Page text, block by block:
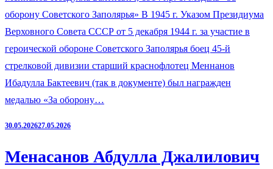
оборону Советского Заполярья» В 1945 г. Указом Президиума
Верховного Совета СССР от 5 декабря 1944 г. за участие в
героической обороне Советского Заполярья боец 45-й
стрелковой дивизии старший краснофлотец Меннанов
Ибадулла Бактеевич (так в документе) был награжден
медалью «За оборону…
30.05.202627.05.2026
Менасанов Абдулла Джалилович